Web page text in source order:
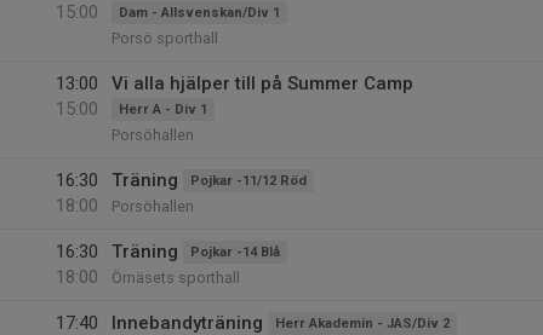
15:00
Dam - Allsvenskan/Div 1
Porsö sporthall
13:00
15:00
Vi alla hjälper till på Summer Camp
Herr A - Div 1
Porsöhallen
16:30
18:00
Träning Pojkar -11/12 Röd
Porsöhallen
16:30
18:00
Träning Pojkar -14 Blå
Örnäsets sporthall
17:40
Innebandyträning Herr Akademin - JAS/Div 2